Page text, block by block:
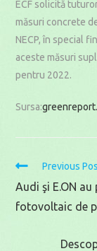
ECF solicită
măsuri concrete
NECP, în special
aceste măsuri
pentru 2022.
Sursa:
Read
more
articles
Previous
Audi şi E.ON
fotovoltaic de